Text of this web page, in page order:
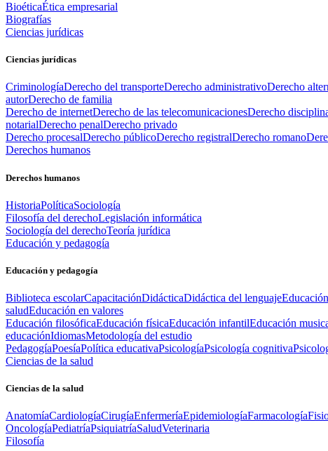
BioéticaÉtica empresarial
Biografías
Ciencias jurídicas
Ciencias jurídicas
CriminologíaDerecho del transporteDerecho administrativoDerecho
autorDerecho de familia
Derecho de internetDerecho de las telecomunicacionesDerecho
notarialDerecho penalDerecho privado
Derecho procesalDerecho públicoDerecho registralDerecho romano
Derechos humanos
Derechos humanos
HistoriaPolíticaSociología
Filosofía del derechoLegislación informática
Sociología del derechoTeoría jurídica
Educación y pedagogía
Educación y pedagogía
Biblioteca escolarCapacitaciónDidácticaDidáctica del lenguaje
saludEducación en valores
Educación filosóficaEducación físicaEducación infantilEducación
educaciónIdiomasMetodología del estudio
PedagogíaPoesíaPolítica educativaPsicologíaPsicología cognitiva
Ciencias de la salud
Ciencias de la salud
AnatomíaCardiologíaCirugíaEnfermeríaEpidemiologíaFarmacología
OncologíaPediatríaPsiquiatríaSaludVeterinaria
Filosofía